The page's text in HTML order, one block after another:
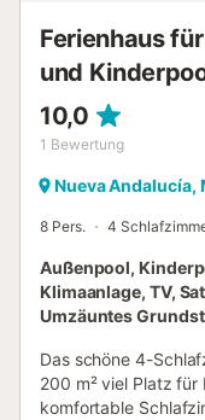
Ferienhaus
und
10,0
1 Bewertung
Nueva Andalucía,
8 Pers. 4
Außenpool,
Klimaanlage, TV,
Umzäuntes
Das schöne 4-
200 m² viel Platz
komfortable